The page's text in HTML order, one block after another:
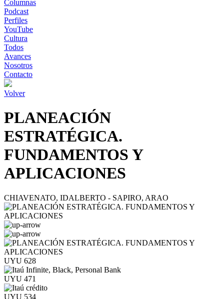
Columnas
Podcast
Perfiles
YouTube
Cultura
Todos
Avances
Nosotros
Contacto
Volver
PLANEACIÓN
ESTRATÉGICA.
FUNDAMENTOS Y
APLICACIONES
CHIAVENATO, IDALBERTO - SAPIRO, ARAO
UYU 628
UYU 471
UYU 534